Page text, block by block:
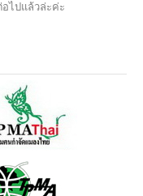
ไปแล้วล่ะค่ะ